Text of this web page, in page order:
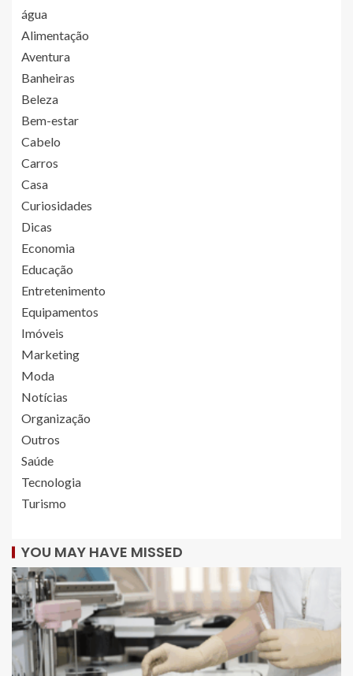
água
Alimentação
Aventura
Banheiras
Beleza
Bem-estar
Cabelo
Carros
Casa
Curiosidades
Dicas
Economia
Educação
Entretenimento
Equipamentos
Imóveis
Marketing
Moda
Notícias
Organização
Outros
Saúde
Tecnologia
Turismo
YOU MAY HAVE MISSED